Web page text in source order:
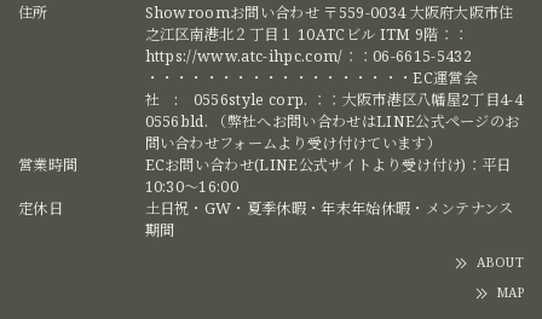
住所
Showroomお問い合わせ 〒559-0034 大阪府大阪市住
之江区南港北２丁目１ 10ATCビル ITM 9階：：
https://www.atc-ihpc.com/：：06-6615-5432
・・・・・・・・・・・・・・・・・・EC運営会
社 : 0556style corp. ：：大阪市港区八幡屋2丁目4-4
0556bld. （弊社へお問い合わせはLINE公式ページのお
問い合わせフォームより受け付けています）
営業時間
ECお問い合わせ(LINE公式サイトより受け付け)：平日
10:30〜16:00
定休日
土日祝・GW・夏季休暇・年末年始休暇・メンテナンス
期間
ABOUT
MAP